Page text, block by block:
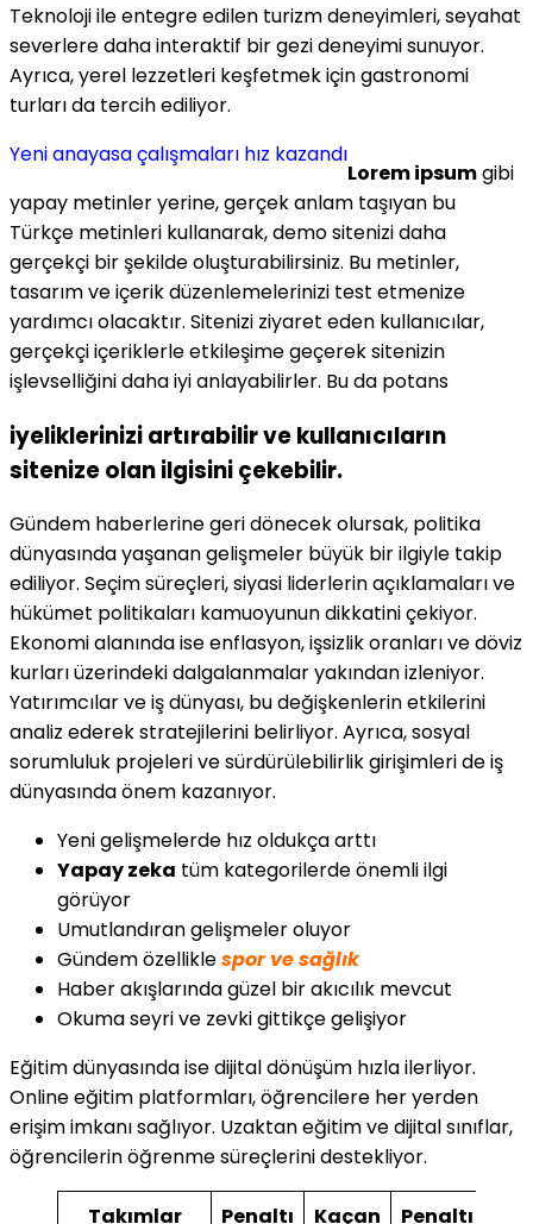
Teknoloji ile entegre edilen turizm deneyimleri, seyahat
severlere daha interaktif bir gezi deneyimi sunuyor.
Ayrıca, yerel lezzetleri keşfetmek için gastronomi
turları da tercih ediliyor.
Yeni anayasa çalışmaları hız kazandı
Lorem ipsumgibi
yapay metinler yerine, gerçek anlam taşıyan bu
Türkçe metinleri kullanarak, demo sitenizi daha
gerçekçi bir şekilde oluşturabilirsiniz. Bu metinler,
tasarım ve içerik düzenlemelerinizi test etmenize
yardımcı olacaktır. Sitenizi ziyaret eden kullanıcılar,
gerçekçi içeriklerle etkileşime geçerek sitenizin
işlevselliğini daha iyi anlayabilirler. Bu da potans
iyeliklerinizi artırabilir ve kullanıcıların
sitenize olan ilgisini çekebilir.
Gündem haberlerine geri dönecek olursak, politika
dünyasında yaşanan gelişmeler büyük bir ilgiyle takip
ediliyor. Seçim süreçleri, siyasi liderlerin açıklamaları ve
hükümet politikaları kamuoyunun dikkatini çekiyor.
Ekonomi alanında ise enflasyon, işsizlik oranları ve döviz
kurları üzerindeki dalgalanmalar yakından izleniyor.
Yatırımcılar ve iş dünyası, bu değişkenlerin etkilerini
analiz ederek stratejilerini belirliyor. Ayrıca, sosyal
sorumluluk projeleri ve sürdürülebilirlik girişimleri de iş
dünyasında önem kazanıyor.
Yeni gelişmelerde hız oldukça arttı
Yapay zeka tüm kategorilerde önemli ilgi
görüyor
Umutlandıran gelişmeler oluyor
Gündem özelliklespor ve sağlık
Haber akışlarında güzel bir akıcılık mevcut
Okuma seyri ve zevki gittikçe gelişiyor
Eğitim dünyasında ise dijital dönüşüm hızla ilerliyor.
Online eğitim platformları, öğrencilere her yerden
erişim imkanı sağlıyor. Uzaktan eğitim ve dijital sınıflar,
öğrencilerin öğrenme süreçlerini destekliyor.
Takımlar Penaltı Kaçan Penaltı